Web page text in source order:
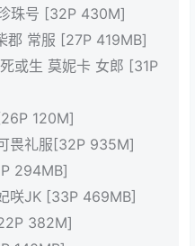
珠号 [32P 430M]
郡 常服 [27P 419MB]
或生 莫妮卡 女郎 [31P
120M]
畏礼服[32P 935M]
294MB]
咲JK [33P 469MB]
382M]